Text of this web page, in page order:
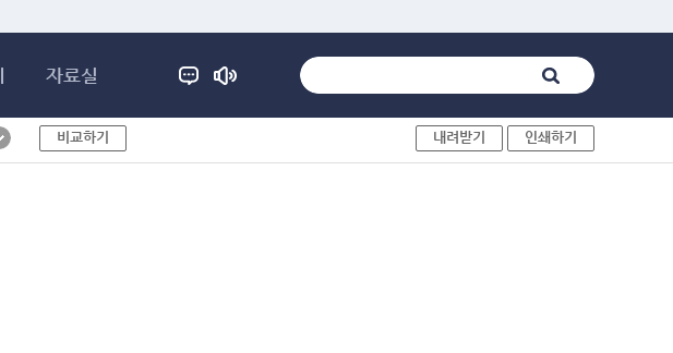
자료실
비교하기 내려받기 인쇄하기